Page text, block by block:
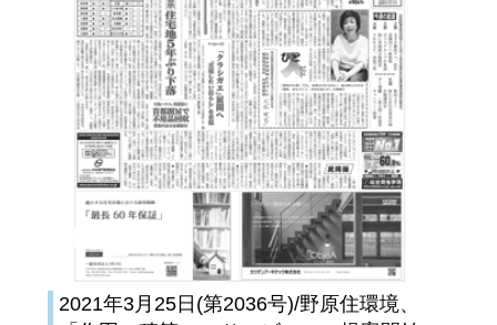
2021年3月25日(第2036号)/野原住環境、